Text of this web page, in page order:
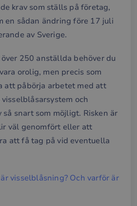
krav som ställs på företag,
en sådan ändring före 17 juli
av Sverige.
250 anställda behöver du
orolig, men precis som
att påbörja arbetet med att
och
snart som möjligt. Risken är
väl genomfört eller att
att få tag på vid eventuella
visselblåsning? Och varför är